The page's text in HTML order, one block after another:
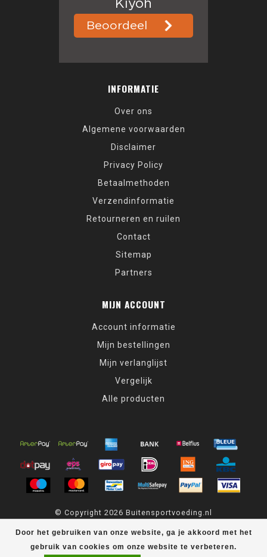
Door het gebruiken van onze website, ga je akkoord met het
gebruik van cookies om onze website te verbeteren.
INFORMATIE
Over ons
Algemene voorwaarden
Disclaimer
Privacy Policy
Betaalmethoden
Verzendinformatie
Retourneren en ruilen
Contact
Sitemap
Partners
MIJN ACCOUNT
Account informatie
Mijn bestellingen
Mijn verlanglijst
Vergelijk
Alle producten
© Copyright 2026 Buitensportvoeding.nl
Buitensportvoeding.nl scores a 9,4/10out of439 klantbeoordelingen